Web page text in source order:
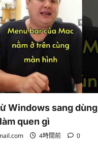
Windows sang dùng
quen gì
4時間前 0